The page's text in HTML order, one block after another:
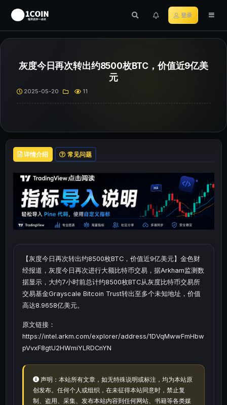
登录
灰度今日再次转出约8500枚BTC，价值近9亿美
元
2025-05-20 11
详情介绍 常见问题
【灰度今日再次转出约8500枚BTC，价值近9亿美元】金色财
经报道，灰度今日再次进行大额比特币交易，据Arkham监测数
据显示，大约7小时前总计约8500枚BTC从灰度比特币交易所
交易基金Grayscale Bitcoin Trust转出至多个未知地址，价值
高达8.9658亿美元。
原文链接：
https://intel.arkm.com/explorer/address/1DVqMwwFmHbw
pVvxF8gtU2HWmiYLRDCnYN
声明：本站所有文章，如无特殊说明或标注，均为本站原
创发布。任何个人或组织，在未征得本站同意时，禁止复
制、盗用、采集、发布本站内容到任何网站、书籍等各类媒